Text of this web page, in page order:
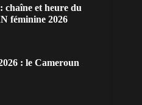
chaîne et heure du
féminine 2026
: le Cameroun